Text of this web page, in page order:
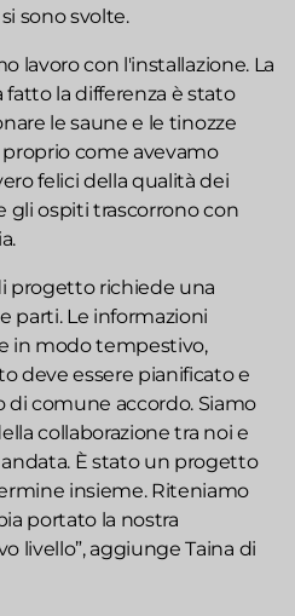
sono svolte.
lavoro con l'installazione. La
la differenza è stato
le saune e le tinozze
come avevamo
felici della qualità dei
ospiti trascorrono con
progetto richiede una
parti. Le informazioni
in modo tempestivo,
deve essere pianificato e
comune accordo. Siamo
collaborazione tra noi e
È stato un progetto
insieme. Riteniamo
portato la nostra
livello”, aggiunge Taina di